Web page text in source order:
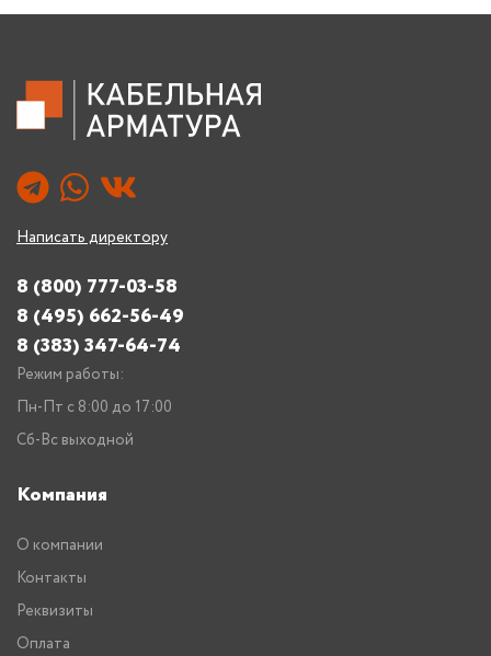
Написать директору
8 (800) 777-03-58
8 (495) 662-56-49
8 (383) 347-64-74
Режим работы:
Пн-Пт с 8:00 до 17:00
Сб-Вс выходной
Компания
О компании
Контакты
Реквизиты
Оплата